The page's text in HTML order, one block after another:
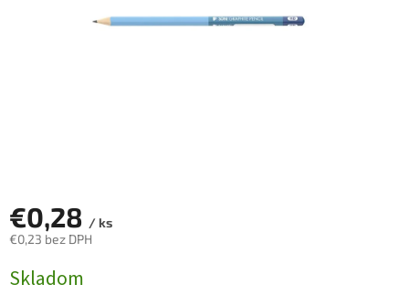
€0,28 / ks
€0,23 bez DPH
cena:
Skladom